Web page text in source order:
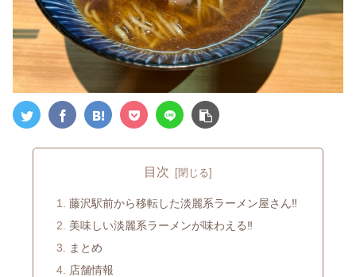
目次
藤沢駅前から移転した淡麗系ラーメン屋さん‼
美味しい淡麗系ラーメンが味わえる‼
まとめ
店舗情報